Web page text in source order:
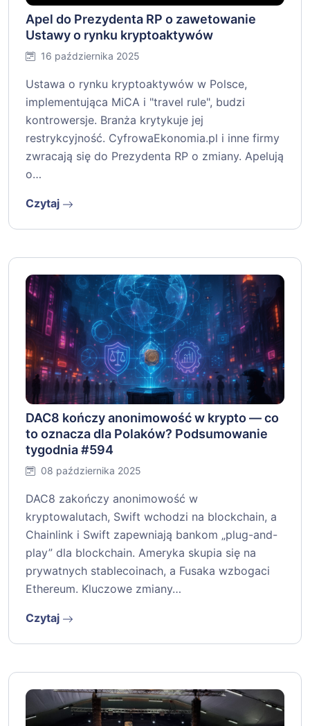
Apel do Prezydenta RP o zawetowanie
Ustawy o rynku kryptoaktywów
16 października 2025
Ustawa o rynku kryptoaktywów w Polsce,
implementująca MiCA i "travel rule", budzi
kontrowersje. Branża krytykuje jej
restrykcyjność. CyfrowaEkonomia.pl i inne firmy
zwracają się do Prezydenta RP o zmiany. Apelują
o…
Czytaj
DAC8 kończy anonimowość w krypto — co
to oznacza dla Polaków? Podsumowanie
tygodnia #594
08 października 2025
DAC8 zakończy anonimowość w
kryptowalutach, Swift wchodzi na blockchain, a
Chainlink i Swift zapewniają bankom „plug-and-
play” dla blockchain. Ameryka skupia się na
prywatnych stablecoinach, a Fusaka wzbogaci
Ethereum. Kluczowe zmiany…
Czytaj